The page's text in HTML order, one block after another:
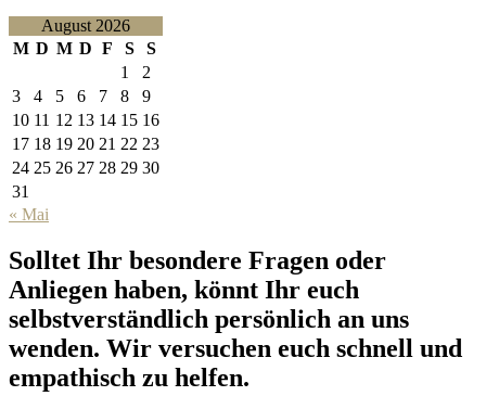
August 2026
M D M D F S
S
1
2
3
4 5 6 7 8
9
10 11 12 13 14 15 16
17 18 19 20 21 22 23
24 25 26 27 28 29 30
31
« Mai
Solltet Ihr besondere Fragen oder
Anliegen haben, könnt Ihr euch
selbstverständlich persönlich an uns
wenden. Wir versuchen euch schnell und
empathisch zu helfen.